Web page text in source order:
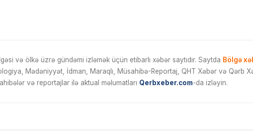
və ölkə üzrə gündəmi izləmək üçün etibarlı xəbər saytıdır. Saytda Bölgə
Mədəniyyət, İdman, Maraqlı, Müsahibə-Reportaj, QHT Xəbər və Qərb
və reportajlar ilə aktual məlumatları Qerbxeber.com-da izləyin.